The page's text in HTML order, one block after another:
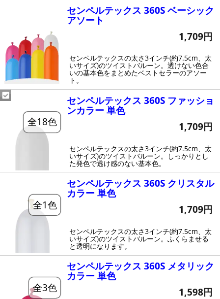
センペルテックス 360S ベーシック
アソート
1,709円
センペルテックスの太さ3インチ(約7.5cm、太
いサイズ)のツイストバルーン。透けない色合
いの基本色をまとめたベストセラーのアソー
ト。
全18色
センペルテックス 360S ファッショ
ンカラー 単色
1,709円
センペルテックスの太さ3インチ(約7.5cm、太
いサイズ)のツイストバルーン。しっかりとし
た発色で透け感のない基本色。
全1色
センペルテックス 360S クリスタル
カラー 単色
1,709円
センペルテックスの太さ3インチ(約7.5cm、太
いサイズ)のツイストバルーン。ふくらませる
と透明になります。
全3色
センペルテックス 360S メタリック
カラー 単色
1,598円